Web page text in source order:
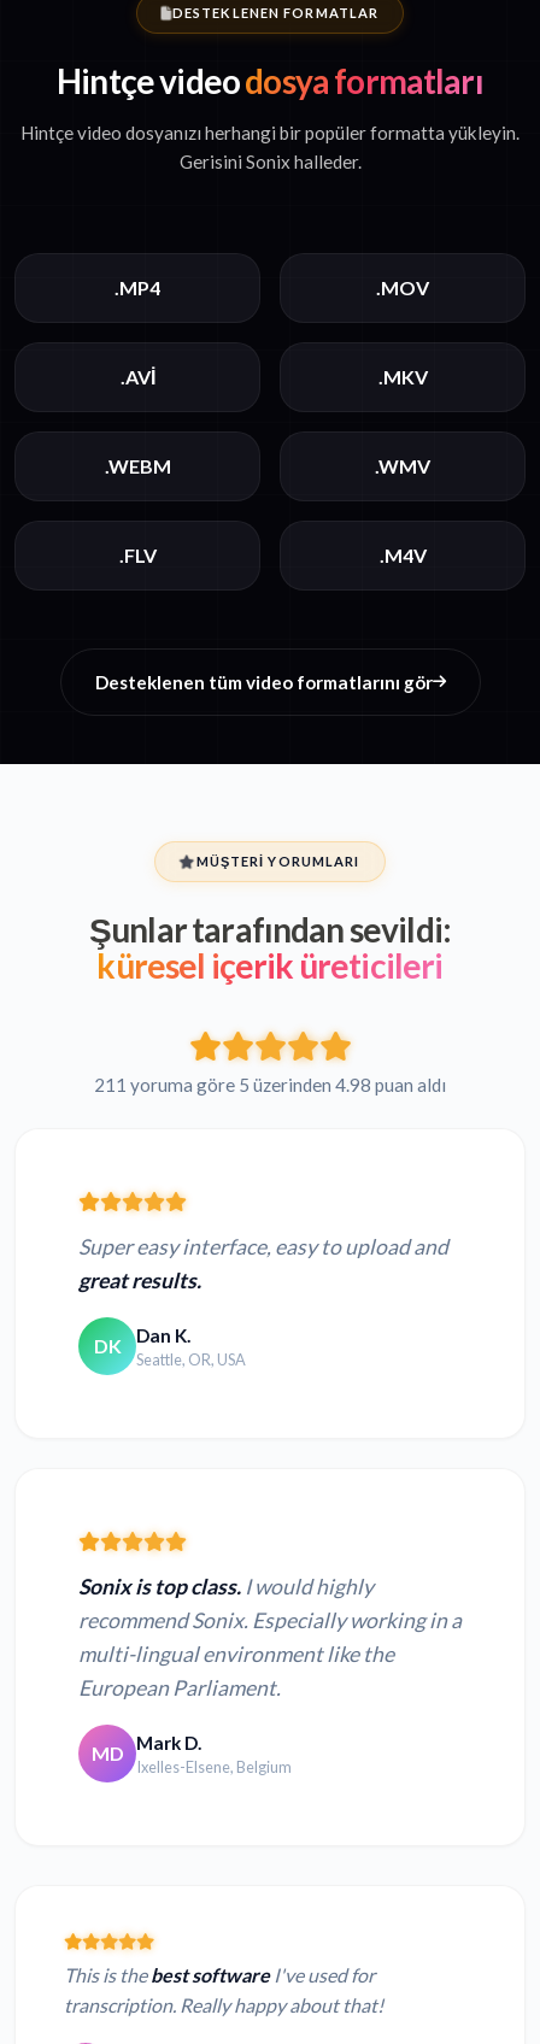
DESTEKLENEN FORMATLAR
Hintçe videodosya formatları
Hintçe video dosyanızı herhangi bir popüler formatta yükleyin.
Gerisini Sonix halleder.
.MP4 .MOV
.AVI .MKV
.WEBM .WMV
.FLV .M4V
Desteklenen tüm video formatlarını gör
MÜŞTERI YORUMLARI
Şunlar tarafından sevildi:
küresel içerik üreticileri
211 yoruma göre 5 üzerinden 4.98 puan aldı
Super easy interface, easy to upload and
great results.
DK Dan K.
Seattle, OR, USA
Sonix is top class. I would highly
recommend Sonix. Especially working in a
multi-lingual environment like the
European Parliament.
MD Mark D.
Ixelles-Elsene, Belgium
This is thebest softwareI've used for
transcription. Really happy about that!